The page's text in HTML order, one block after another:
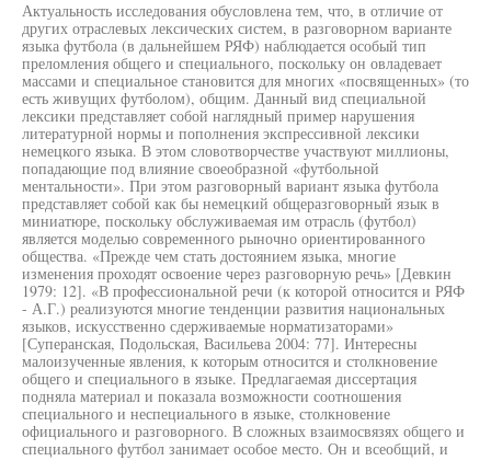
Актуальность исследования обусловлена тем, что, в отличие от
других отраслевых лексических систем, в разговорном варианте
языка футбола (в дальнейшем РЯФ) наблюдается особый тип
преломления общего и специального, поскольку он овладевает
массами и специальное становится для многих «посвященных» (то
есть живущих футболом), общим. Данный вид специальной
лексики представляет собой наглядный пример нарушения
литературной нормы и пополнения экспрессивной лексики
немецкого языка. В этом словотворчестве участвуют миллионы,
попадающие под влияние своеобразной «футбольной
ментальности». При этом разговорный вариант языка футбола
представляет собой как бы немецкий общеразговорный язык в
миниатюре, поскольку обслуживаемая им отрасль (футбол)
является моделью современного рыночно ориентированного
общества. «Прежде чем стать достоянием языка, многие
изменения проходят освоение через разговорную речь» [Девкин
1979: 12]. «В профессиональной речи (к которой относится и РЯФ
- А.Г.) реализуются многие тенденции развития национальных
языков, искусственно сдерживаемые норматизаторами»
[Суперанская, Подольская, Васильева 2004: 77]. Интересны
малоизученные явления, к которым относится и столкновение
общего и специального в языке. Предлагаемая диссертация
подняла материал и показала возможности соотношения
специального и неспециального в языке, столкновение
официального и разговорного. В сложных взаимосвязях общего и
специального футбол занимает особое место. Он и всеобщий, и